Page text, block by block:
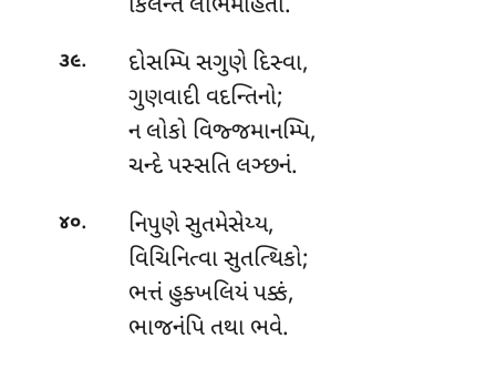
૩૯.
દોસમ્પિ સગુણે દિસ્વા,
ગુણવાદી વદન્તિનો;
ન લોકો વિજ્જમાનમ્પિ,
ચન્દે પસ્સતિ લઞ્છનં.
૪૦. નિપુણેસુતમેસેય્ય,
વિચિનિત્વા સુતત્થિકો;
ભત્તં હુક્ખલિયં પક્કં,
ભાજનંપિ તથા ભવે.